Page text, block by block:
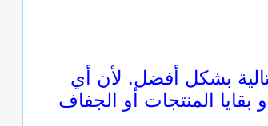
بشكل أفضل. لأن أي
المنتجات أو الجفاف